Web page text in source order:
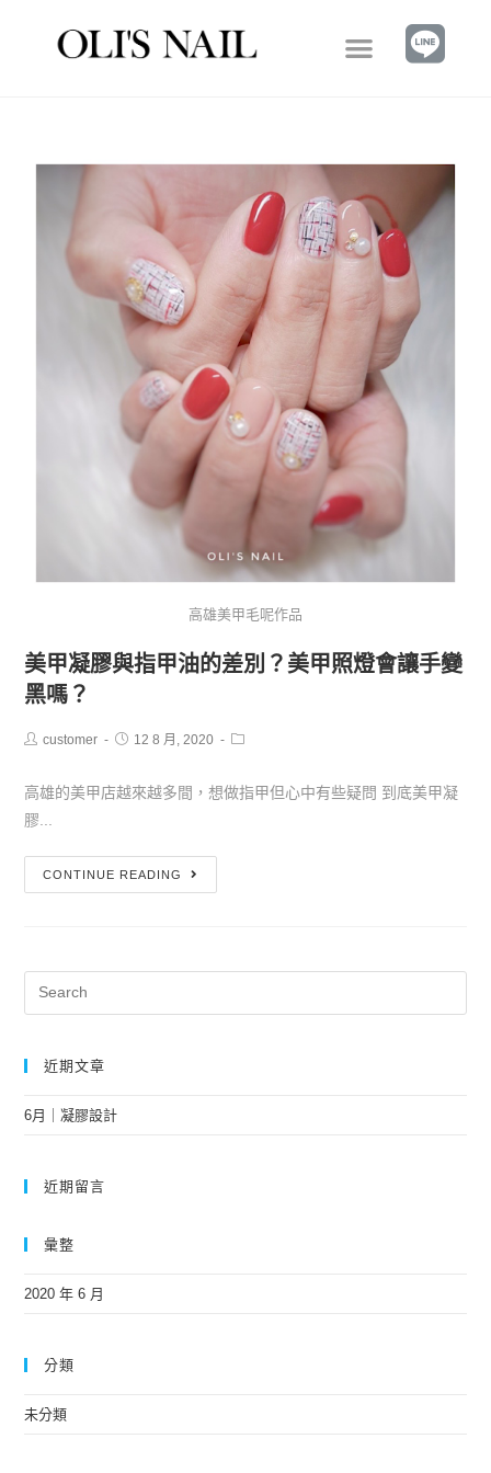
高雄美甲毛呢作品
美甲凝膠與指甲油的差別？美甲照燈會讓手變
黑嗎？
customer 12 8 月, 2020
高雄的美甲店越來越多間，想做指甲但心中有些疑問 到底美甲凝
膠...
CONTINUE READING
近期文章
6月｜凝膠設計
近期留言
彙整
2020 年 6 月
分類
未分類